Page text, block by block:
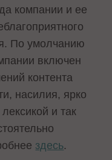
компании и ее
По умолчанию
включен
контента
насилия, ярко
и так
здесь.